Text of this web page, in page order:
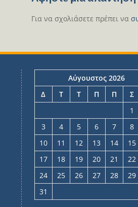
Για να σχολιάσετε πρέπει να
Αύγουστος 2026
Δ
Τ Τ Π Π Σ
1
3
4 5 6 7 8
10
11 12 13 14 15
17
18 19 20 21 22
24
25 26 27 28 29
31